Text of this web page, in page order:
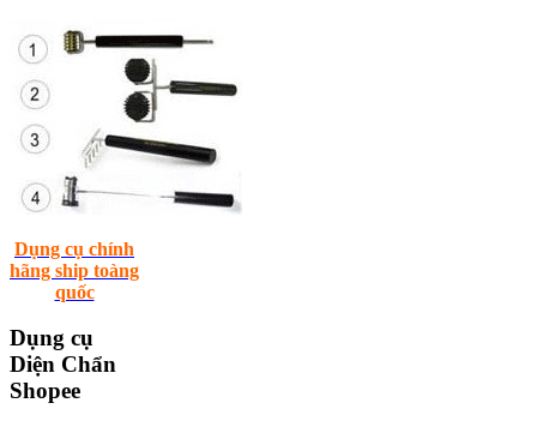
Dụng cụ chính
hãng ship toàng
quốc
Dụng cụ
Diện Chẩn
Shopee